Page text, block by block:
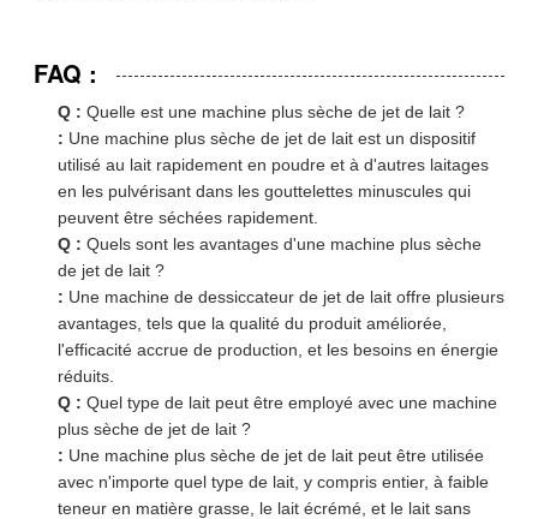
FAQ :
Q : Quelle est une machine plus sèche de jet de lait ?
: Une machine plus sèche de jet de lait est un dispositif
utilisé au lait rapidement en poudre et à d'autres laitages
en les pulvérisant dans les gouttelettes minuscules qui
peuvent être séchées rapidement.
Q : Quels sont les avantages d'une machine plus sèche
de jet de lait ?
: Une machine de dessiccateur de jet de lait offre plusieurs
avantages, tels que la qualité du produit améliorée,
l'efficacité accrue de production, et les besoins en énergie
réduits.
Q : Quel type de lait peut être employé avec une machine
plus sèche de jet de lait ?
: Une machine plus sèche de jet de lait peut être utilisée
avec n'importe quel type de lait, y compris entier, à faible
teneur en matière grasse, le lait écrémé, et le lait sans